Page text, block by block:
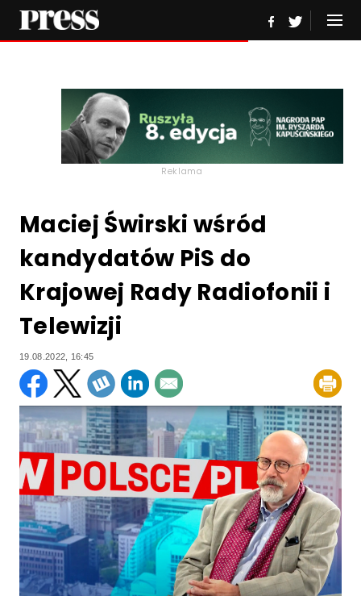
Reklama
Maciej Świrski wśród
kandydatów PiS do
Krajowej Rady Radiofonii i
Telewizji
19.08.2022, 16:45